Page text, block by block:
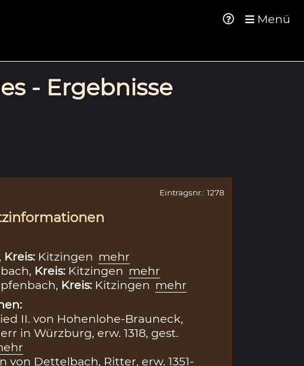
Menü
- Ergebnisse
Eintragsnr.: 1278
Kreis: Kitzingen mehr
Kreis: Kitzingen mehr
Kreis: Kitzingen mehr
II. von Hohenlohe-Brauneck,
in Würzburg, erw. 1318, gest.
von Dettelbach, Ritter, erw. 1351-